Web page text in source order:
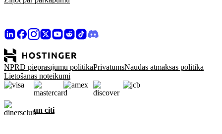
NPRD pieprasījumu politikaPrivātumsNaudas atmaksas politika
Lietošanas noteikumi
un citi